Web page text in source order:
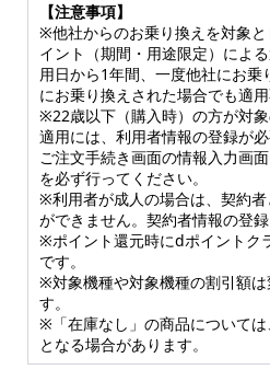
【注意事項】
※他社からのお乗り換えを対象
イント（期間・用途限定）によ
用日から1年間、一度他社にお乗
にお乗り換えされた場合でも適用
※22歳以下（購入時）の方が対
適用には、利用者情報の登録が必
ご注文手続き画面の情報入力画
を必ず行ってください。
※利用者が成人の場合は、契約
ができません。契約者情報の登録
※ポイント還元時にdポイントク
です。
※対象機種や対象機種の割引額
す。
※「在庫なし」の商品について
となる場合があります。